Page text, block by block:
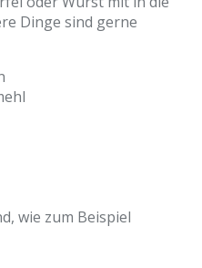
Dinge sind gerne
wie zum Beispiel